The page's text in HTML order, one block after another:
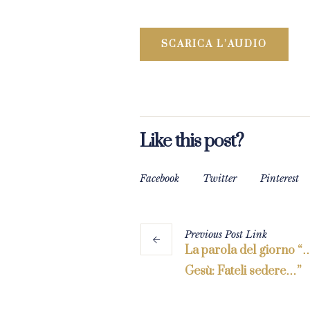
SCARICA L’AUDIO
Like this post?
Facebook Twitter Pinterest
PreviousPostLink
La parola del giorno
Gesù: Fateli sedere…”